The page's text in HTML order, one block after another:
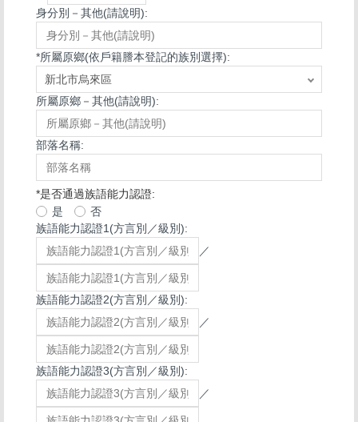
身分別－其他(請說明):
*所屬原鄉(依戶籍謄本登記的族別選擇):
所屬原鄉－其他(請說明):
部落名稱:
*是否通過族語能力認證:
是
否
族語能力認證1(方言別／級別):
／
族語能力認證2(方言別／級別):
／
族語能力認證3(方言別／級別):
／